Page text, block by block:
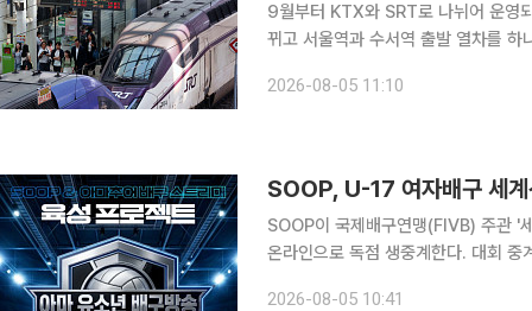
9월부터 KTX와 SRT로 나뉘어 운영
뀌고 서울역과 수서역 출발 열차를
1일부터 고속철도 통합 운영을 시작
2026-08-05 11:10
SOOP, U-17 여자배구 세
SOOP이 국제배구연맹(FIVB) 주관 '
온라인으로 독점 생중계한다. 대회 중
2026-08-05 10:41